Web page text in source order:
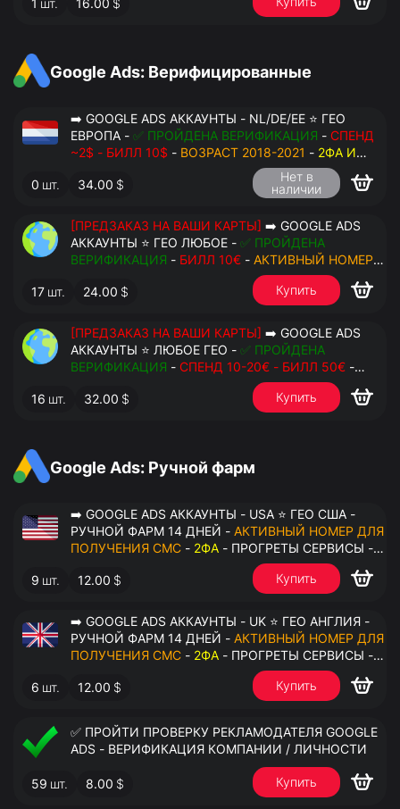
1 шт. 16.00 $
Google Ads: Верифицированные
➡️ GOOGLE ADS АККАУНТЫ - NL/DE/EE ⭐ ГЕО
ЕВРОПА - ✅ ПРОЙДЕНА ВЕРИФИКАЦИЯ - СПЕНД
~2$ - БИЛЛ 10$ - ВОЗРАСТ 2018-2021 - 2ФА И
- РУЧНОЙ ФАРМ - РЕЗЕРВНАЯ
ПОЧТА С ДОСТУПОМ - ПЕРЕДАЧА В OCTO
0 шт. 34.00 $
Нет в
наличии
[ПРЕДЗАКАЗ НА ВАШИ КАРТЫ] ➡️ GOOGLE ADS
АККАУНТЫ ⭐ ГЕО ЛЮБОЕ - ✅ ПРОЙДЕНА
ВЕРИФИКАЦИЯ - БИЛЛ 10€ - АКТИВНЫЙ НОМЕР
2ФА И РЕЗЕРВНЫЕ КОДЫ
- РУЧНОЙ ФАРМ - РЕЗЕРВНАЯ ПОЧТА С
ДОСТУПОМ - ПЕРЕДАЧА В АНТИДЕТЕКТ
17 шт. 24.00 $ Купить
[ПРЕДЗАКАЗ НА ВАШИ КАРТЫ] ➡️ GOOGLE ADS
АККАУНТЫ ⭐ ЛЮБОЕ ГЕО - ✅ ПРОЙДЕНА
ВЕРИФИКАЦИЯ - СПЕНД 10-20€ - БИЛЛ 50€ -
АКТИВНЫЙ НОМЕР ДЛЯ ПОВТОРНЫХ СМС-
И РЕЗЕРВНЫЕ КОДЫ
- РУЧНОЙ ФАРМ -
РЕЗЕРВНАЯ ПОЧТА С ДОСТУПОМ - ПЕРЕДАЧА В
16 шт. 32.00 $ Купить
Google Ads: Ручной фарм
➡️ GOOGLE ADS АККАУНТЫ - USA ⭐ ГЕО США -
РУЧНОЙ ФАРМ 14 ДНЕЙ - АКТИВНЫЙ НОМЕР ДЛЯ
ПОЛУЧЕНИЯ СМС - 2ФА - ПРОГРЕТЫ СЕРВИСЫ -
9 шт. 12.00 $ Купить
➡️ GOOGLE ADS АККАУНТЫ - UK ⭐ ГЕО АНГЛИЯ -
РУЧНОЙ ФАРМ 14 ДНЕЙ - АКТИВНЫЙ НОМЕР ДЛЯ
ПОЛУЧЕНИЯ СМС - 2ФА - ПРОГРЕТЫ СЕРВИСЫ -
6 шт. 12.00 $ Купить
✅ ПРОЙТИ ПРОВЕРКУ РЕКЛАМОДАТЕЛЯ GOOGLE
ADS - ВЕРИФИКАЦИЯ КОМПАНИИ / ЛИЧНОСТИ
59 шт. 8.00 $ Купить